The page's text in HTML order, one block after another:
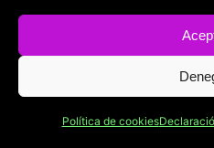
Política de cookies